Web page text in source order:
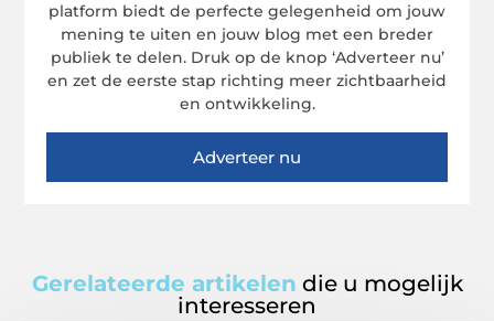
platform biedt de perfecte gelegenheid om jouw
mening te uiten en jouw blog met een breder
publiek te delen. Druk op de knop ‘Adverteer nu’
en zet de eerste stap richting meer zichtbaarheid
en ontwikkeling.
Adverteer nu
Gerelateerde artikelen die u mogelijk
interesseren